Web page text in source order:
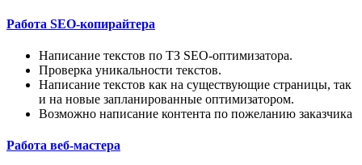
Работа SEO-копирайтера
Написание текстов по ТЗ SEO-оптимизатора.
Проверка уникальности текстов.
Написание текстов как на существующие страницы, так
и на новые запланированные оптимизатором.
Возможно написание контента по пожеланию заказчика
Работа веб-мастера